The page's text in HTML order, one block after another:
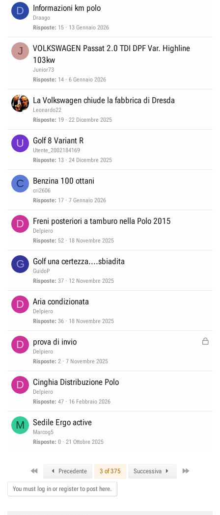
D Informazioni km polo
Draago
Risposte 15 13 Gennaio 2026
J
VOLKSWAGEN Passat 2.0 TDI DPF Var. Highline
103kw
Junior73
Risposte 14 6 Gennaio 2026
La Volkswagen chiude la fabbrica di Dresda
Leonardo22
Risposte 19 22 Dicembre 2025
U Golf 8 Variant R
Utente_2002184169
Risposte 13 24 Dicembre 2025
C Benzina 100 ottani
cri2606
Risposte 17 7 Gennaio 2026
D Freni posteriori a tamburo nella Polo 2015
Delpiero
Risposte 52 18 Novembre 2025
G Golf una certezza....sbiadita
GuidoP
Risposte 37 12 Novembre 2025
D Aria condizionata
Delpiero
Risposte 36 18 Novembre 2025
D
B
prova di invio
Delpiero
Risposte 2 7 Novembre 2025
D Cinghia Distribuzione Polo
Delpiero
Risposte 47 16 Febbraio 2026
M Sedile Ergo active
Marcog5
Risposte 0 21 Ottobre 2025
Precedente 3 of 375 Successiva
You must log in or register to post here.